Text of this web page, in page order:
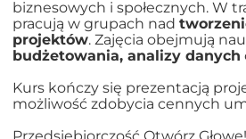
biznesowych i społecznych. W
pracują w grupach nad
projektów. Zajęcia obejmują
budżetowania, analizy danych
Kurs kończy się prezentacją
możliwość zdobycia cennych